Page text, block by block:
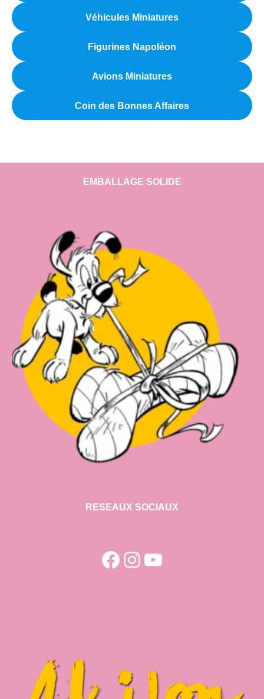
Véhicules Miniatures
Figurines Napoléon
Avions Miniatures
Coin des Bonnes Affaires
EMBALLAGE SOLIDE
RESEAUX SOCIAUX
Facebook
Instagram
YouTube